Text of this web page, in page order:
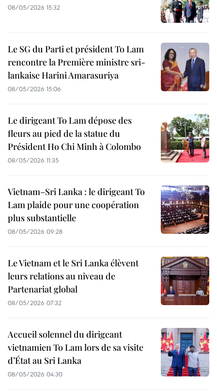
08/05/2026 15:32
Le SG du Parti et président To Lam
rencontre la Première ministre sri-
lankaise Harini Amarasuriya
08/05/2026 15:06
Le dirigeant To Lam dépose des
fleurs au pied de la statue du
Président Ho Chi Minh à Colombo
08/05/2026 11:35
Vietnam–Sri Lanka : le dirigeant To
Lam plaide pour une coopération
plus substantielle
08/05/2026 09:28
Le Vietnam et le Sri Lanka élèvent
leurs relations au niveau de
Partenariat global
08/05/2026 07:32
Accueil solennel du dirigeant
vietnamien To Lam lors de sa visite
d’État au Sri Lanka
08/05/2026 04:30